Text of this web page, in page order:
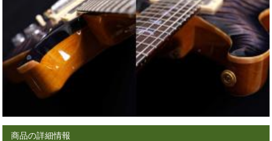
商品の詳細情報